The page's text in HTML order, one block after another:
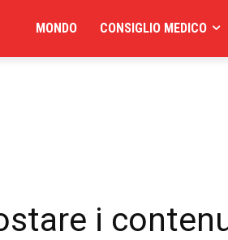
MONDO CONSIGLIO MEDICO
i